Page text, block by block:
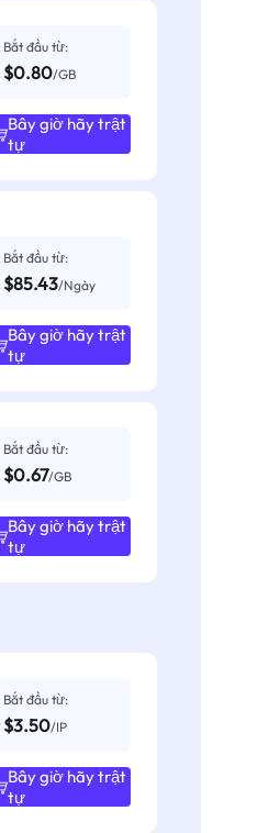
Bắt đầu từ:
$0.80/GB
Bây giờ hãy trật
tự
Bắt đầu từ:
$85.43/Ngày
Bây giờ hãy trật
tự
Bắt đầu từ:
$0.67/GB
Bây giờ hãy trật
tự
Bắt đầu từ:
$3.50/IP
Bây giờ hãy trật
tự